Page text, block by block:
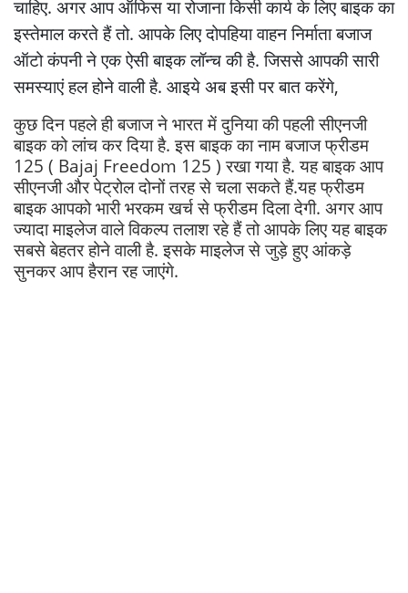
चाहिए. अगर आप ऑफिस या रोजाना किसी कार्य के लिए बाइक का
इस्तेमाल करते हैं तो. आपके लिए दोपहिया वाहन निर्माता बजाज
ऑटो कंपनी ने एक ऐसी बाइक लॉन्च की है. जिससे आपकी सारी
समस्याएं हल होने वाली है. आइये अब इसी पर बात करेंगे,
कुछ दिन पहले ही बजाज ने भारत में दुनिया की पहली सीएनजी
बाइक को लांच कर दिया है. इस बाइक का नाम बजाज फ्रीडम
125 ( Bajaj Freedom 125 ) रखा गया है. यह बाइक आप
सीएनजी और पेट्रोल दोनों तरह से चला सकते हैं.यह फ्रीडम
बाइक आपको भारी भरकम खर्च से फ्रीडम दिला देगी. अगर आप
ज्यादा माइलेज वाले विकल्प तलाश रहे हैं तो आपके लिए यह बाइक
सबसे बेहतर होने वाली है. इसके माइलेज से जुड़े हुए आंकड़े
सुनकर आप हैरान रह जाएंगे.